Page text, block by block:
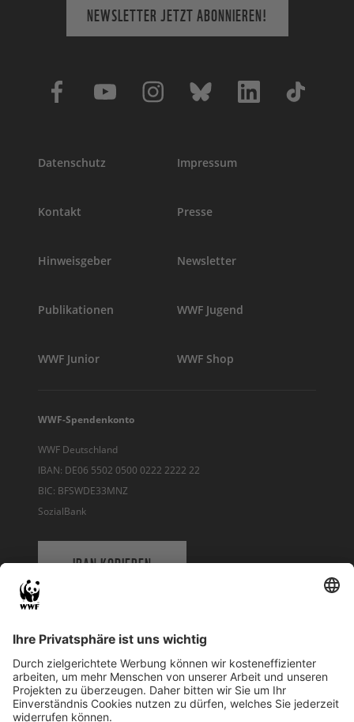
NEWSLETTER JETZT ABONNIEREN!
Datenschutz Impressum
Kontakt Presse
Hinweisgeber Newsletter
Publikationen WWF Jugend
WWF Junior WWF Shop
WWF-Spendenkonto
WWF Deutschland
IBAN: DE06 5502 0500 0222 2222 22
BIC: BFSWDE33MNZ
SozialBank
IBAN KOPIEREN
WWF Deutschland
Reinhardtstr. 18